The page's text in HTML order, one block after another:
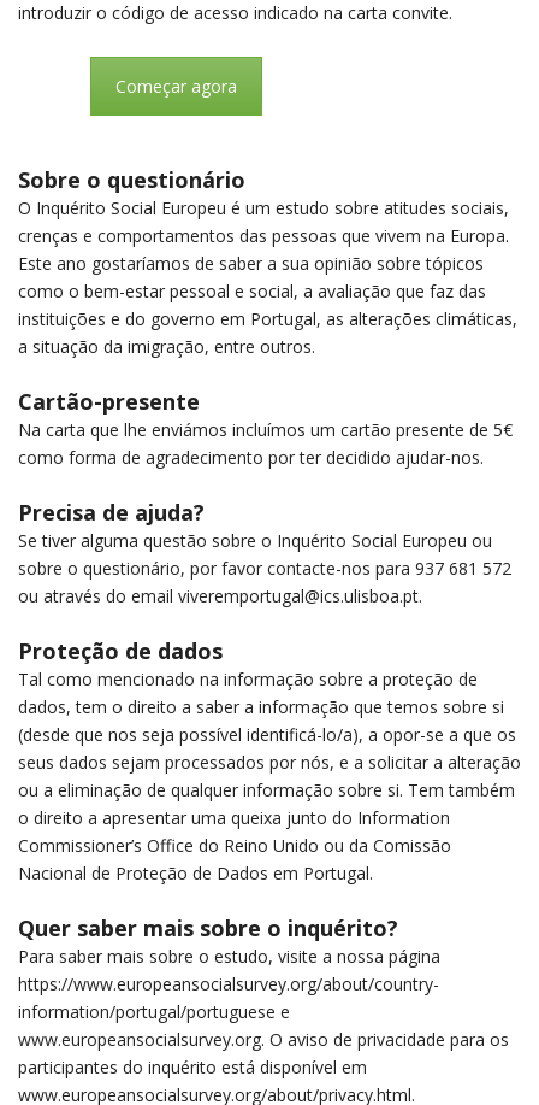
introduzir o código de acesso indicado na carta convite.
Começar agora
Sobre o questionário
O Inquérito Social Europeu é um estudo sobre atitudes sociais,
crenças e comportamentos das pessoas que vivem na Europa.
Este ano gostaríamos de saber a sua opinião sobre tópicos
como o bem-estar pessoal e social, a avaliação que faz das
instituições e do governo em Portugal, as alterações climáticas,
a situação da imigração, entre outros.
Cartão-presente
Na carta que lhe enviámos incluímos um cartão presente de 5€
como forma de agradecimento por ter decidido ajudar-nos.
Precisa de ajuda?
Se tiver alguma questão sobre o Inquérito Social Europeu ou
sobre o questionário, por favor contacte-nos para 937 681 572
ou através do email viveremportugal@ics.ulisboa.pt.
Proteção de dados
Tal como mencionado na informação sobre a proteção de
dados, tem o direito a saber a informação que temos sobre si
(desde que nos seja possível identificá-lo/a), a opor-se a que os
seus dados sejam processados por nós, e a solicitar a alteração
ou a eliminação de qualquer informação sobre si. Tem também
o direito a apresentar uma queixa junto do Information
Commissioner’s Office do Reino Unido ou da Comissão
Nacional de Proteção de Dados em Portugal.
Quer saber mais sobre o inquérito?
Para saber mais sobre o estudo, visite a nossa página
https://www.europeansocialsurvey.org/about/country-
information/portugal/portuguese e
www.europeansocialsurvey.org. O aviso de privacidade para os
participantes do inquérito está disponível em
www.europeansocialsurvey.org/about/privacy.html.